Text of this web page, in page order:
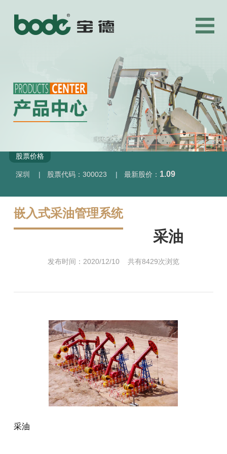
股票价格
深圳 | 股票代码：300023 | 最新股价： 1.09
嵌入式采油管理系统
采油
发布时间：2020/12/10 共有8429次浏览
采油